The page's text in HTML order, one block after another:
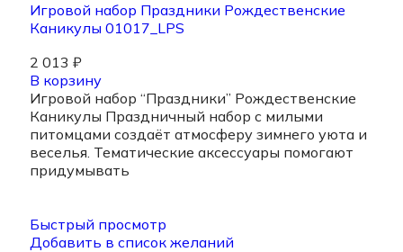
Игровой набор Праздники Рождественские
Каникулы 01017_LPS
2 013 ₽
В корзину
Игровой набор “Праздники” Рождественские
Каникулы Праздничный набор с милыми
питомцами создаёт атмосферу зимнего уюта и
веселья. Тематические аксессуары помогают
придумывать
Быстрый просмотр
Добавить в список желаний